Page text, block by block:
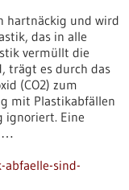
hartnäckig und wird
das in alle
vermüllt die
trägt es durch das
(CO2) zum
mit Plastikabfällen
ignoriert. Eine
sind-